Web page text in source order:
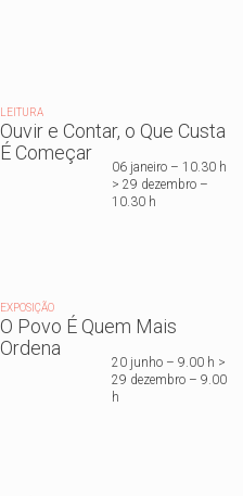
LEITURA
Ouvir e Contar, o Que Custa
É Começar
06 janeiro – 10.30 h
> 29 dezembro –
10.30 h
EXPOSIÇÃO
O Povo É Quem Mais
Ordena
20 junho – 9.00 h >
29 dezembro – 9.00
h